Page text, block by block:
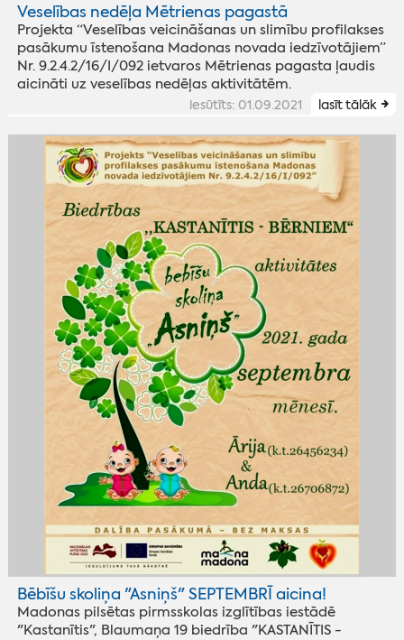
Veselības nedēļa Mētrienas pagastā
Projekta “Veselības veicināšanas un slimību profilakses
pasākumu īstenošana Madonas novada iedzīvotājiem”
Nr. 9.2.4.2/16/I/092 ietvaros Mētrienas pagasta ļaudis
aicināti uz veselības nedēļas aktivitātēm.
iesūtīts: 01.09.2021 lasīt tālāk
Bēbīšu skoliņa "Asniņš" SEPTEMBRĪ aicina!
Madonas pilsētas pirmsskolas izglītības iestādē
"Kastanītis", Blaumaņa 19 biedrība "KASTANĪTIS -